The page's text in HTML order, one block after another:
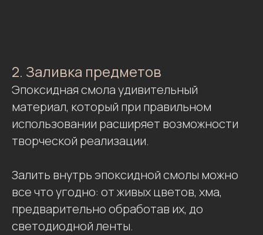
2. Заливка предметов
Эпоксидная смола удивительный
материал, который при правильном
использовании расширяет возможности
творческой реализации.
Залить внутрь эпоксидной смолы можно
все что угодно: от живых цветов, хма,
предварительно обработав их, до
светодиодной ленты.